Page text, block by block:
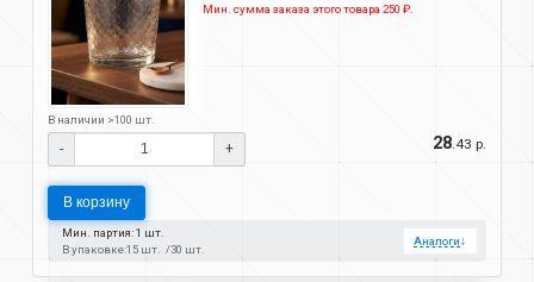
Мин. сумма заказа этого товара 250 ₽.
В наличии >100 шт.
- + 28.43 р.
В корзину
Мин. партия: 1 шт.
В упаковке:15 шт. 30 шт.
Аналоги↓